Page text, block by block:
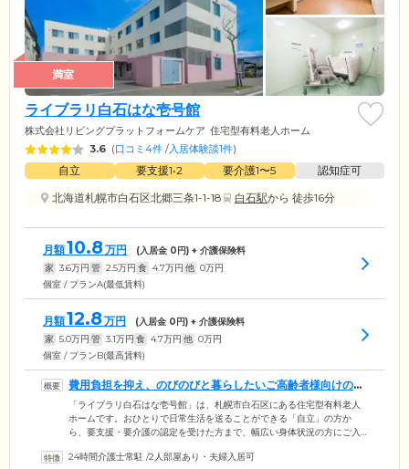
満室
ライブラリ白石はな壱号館
株式会社リビングプラットフォームケア 住宅型有料老人ホーム
3.6 (口コミ4件 /入居体験談1件)
自立 要支援1•2 要介護1〜5
認知症可
北海道札幌市白石区北郷三条1-1-18
白石駅から 徒歩16分
月額10.8 万円 (入居金 0円) + 介護保険料
家 3.6万円 管 2.5万円 食 4.7万円 他 0万円
個室 / プランA(最低賃料)
月額12.8 万円 (入居金 0円) + 介護保険料
家 5.0万円 管 3.1万円 食 4.7万円 他 0万円
個室 / プランB(最高賃料)
費用負担を抑え、のびのびと暮らしたいご高齢者様向けのホ
ームです
「ライブラリ白石はな壱号館」は、札幌市白石区にある住宅型有料老人
ホームです。おひとりで日常生活を送ることができる「自立」の方か
ら、要支援・要介護の認定を受けた方まで、幅広い身体状況の方にご入
完備した広い個室をご用意しました。ベッドや机などの家具を配置して
24時間介護士常駐 /2人部屋あり・夫婦入居可